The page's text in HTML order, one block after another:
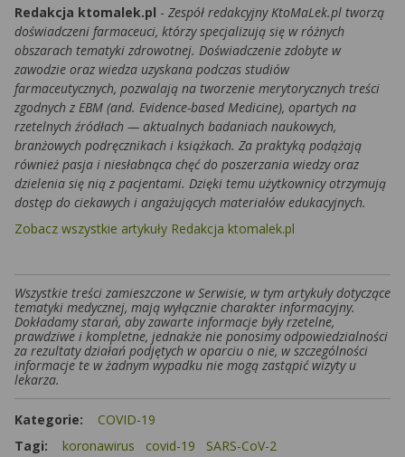
Redakcja ktomalek.pl - Zespół redakcyjny KtoMaLek.pl tworzą
doświadczeni farmaceuci, którzy specjalizują się w różnych
obszarach tematyki zdrowotnej. Doświadczenie zdobyte w
zawodzie oraz wiedza uzyskana podczas studiów
farmaceutycznych, pozwalają na tworzenie merytorycznych treści
zgodnych z EBM (and. Evidence-based Medicine), opartych na
rzetelnych źródłach — aktualnych badaniach naukowych,
branżowych podręcznikach i książkach. Za praktyką podążają
również pasja i niesłabnąca chęć do poszerzania wiedzy oraz
dzielenia się nią z pacjentami. Dzięki temu użytkownicy otrzymują
dostęp do ciekawych i angażujących materiałów edukacyjnych.
Zobacz wszystkie artykuły Redakcja ktomalek.pl
Wszystkie treści zamieszczone w Serwisie, w tym artykuły dotyczące
tematyki medycznej, mają wyłącznie charakter informacyjny.
Dokładamy starań, aby zawarte informacje były rzetelne,
prawdziwe i kompletne, jednakże nie ponosimy odpowiedzialności
za rezultaty działań podjętych w oparciu o nie, w szczególności
informacje te w żadnym wypadku nie mogą zastąpić wizyty u
lekarza.
Kategorie:
COVID-19
Tagi:
koronawirus covid-19 SARS-CoV-2